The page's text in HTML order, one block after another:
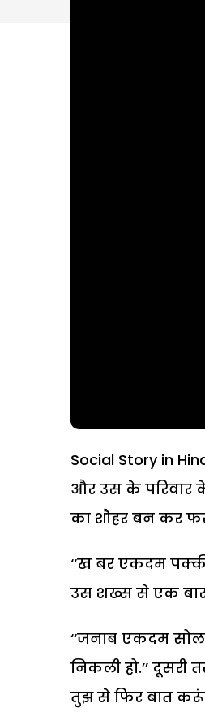
Social Story in
और उस के परिवार
का शौहर बन कर
‘‘ख बर एकदम
उस शख्स से एक बार
‘‘जनाब एकदम
निकली हो.’’
तुझ से फिर बात